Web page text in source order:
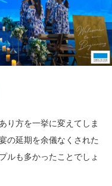
り方を一挙に変えてしま
の延期を余儀なくされた
ルも多かったことでしょ